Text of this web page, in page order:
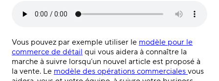
Vous pouvez par exemple utiliser le modèle pour le
commerce de détail qui vous aidera à connaître la
marche à suivre lorsqu’un nouvel article est proposé à
la vente. Le modèle des opérations commerciales vous